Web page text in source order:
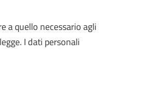
a quello necessario agli
I dati personali